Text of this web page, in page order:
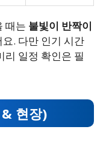
때는 불빛이 반짝이
. 다만 인기 시간
리 일정 확인은 필
현장)